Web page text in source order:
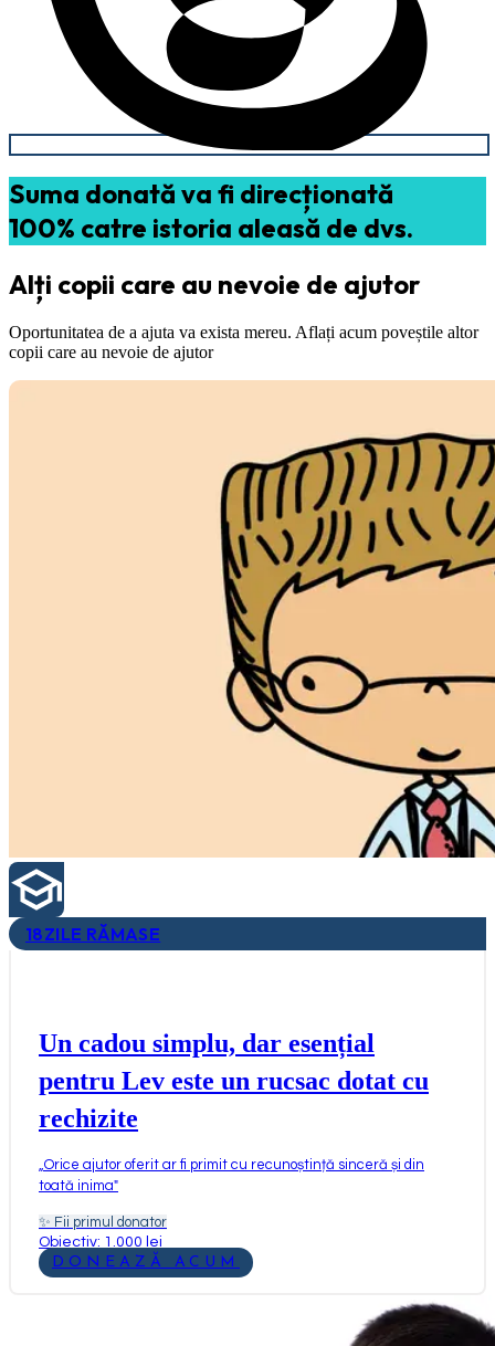
Suma donată va fi direcționată
100% catre istoria aleasă de dvs.
Alți copii care au nevoie de ajutor
Oportunitatea de a ajuta va exista mereu. Aflați acum poveștile altor
copii care au nevoie de ajutor
18ZILE RĂMASE
Un cadou simplu, dar esențial
pentru Lev este un rucsac dotat cu
rechizite
Orice ajutor oferit ar fi primit cu recunoștință sinceră și din
toată inima"
✨ Fii primul donator
Obiectiv: 1.000 lei
DONEAZĂ ACUM